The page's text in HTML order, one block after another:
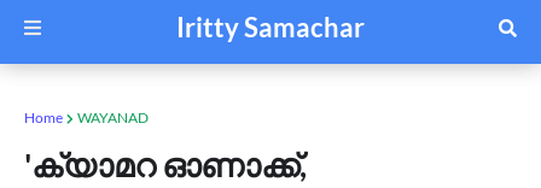
Iritty Samachar
Home WAYANAD
'ക്യാമറ ഓണാക്ക്,